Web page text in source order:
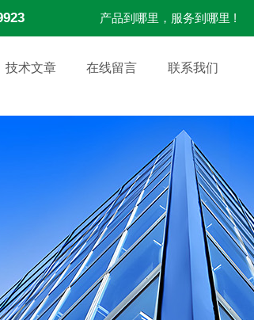
产品到哪里，服务到哪里 !
技术文章 在线留言 联系我们